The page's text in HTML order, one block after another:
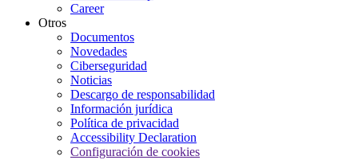
Career
Otros
Documentos
Novedades
Ciberseguridad
Noticias
Descargo de responsabilidad
Información jurídica
Política de privacidad
Accessibility Declaration
Configuración de cookies